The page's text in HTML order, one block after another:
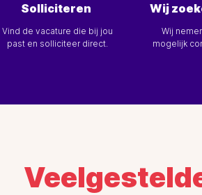
Solliciteren
Vind de vacature die bij jou
past en solliciteer direct.
Wij
Wij
mogelijk